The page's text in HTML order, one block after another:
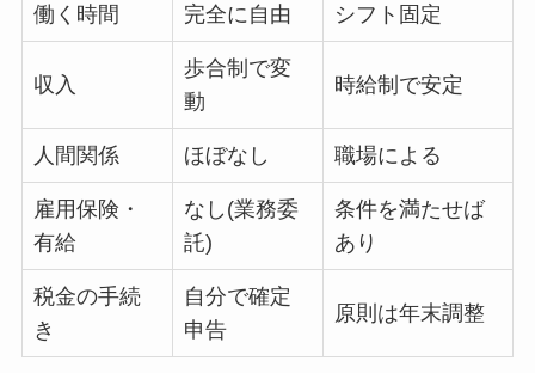
働く時間 完全に自由 シフト固定
収入
歩合制で変
動
時給制で安定
人間関係 ほぼなし 職場による
雇用保険・
有給
なし(業務委
託)
条件を満たせば
あり
税金の手続
き
自分で確定
申告
原則は年末調整